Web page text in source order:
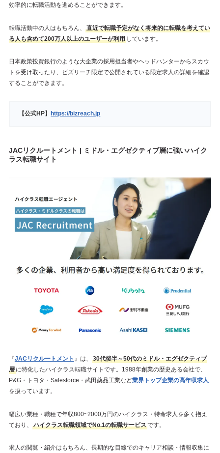
効率的に転職活動を進めることができます。
転職活動中の人はもちろん、
直近で転職予定がなく将来的に転職を考えてい
る人も含めて200万人以上のユーザーが利用 しています。
日本政策投資銀行のような大企業の採用担当者やヘッドハンターからスカウ
トを受け取ったり、ビズリーチ限定で公開されている限定求人の詳細を確認
することができます。
【公式HP】 https://bizreach.jp
JACリクルートメント | ミドル・エグゼクティブ層に強いハイク
ラス転職サイト
『JACリクルートメント 』は、
30代後半～50代のミドル・エグゼクティブ
層に特化したハイクラス転職サイトです。1988年創業の歴史ある会社で、
P&G・トヨタ・Salesforce・武田薬品工業など業界トップ企業の高年収求人
を扱っています。
幅広い業種・職種で年収800~2000万円のハイクラス・特命求人を多く抱え
ており、
ハイクラス転職領域でNo.1の転職サービスです。
求人の閲覧・紹介はもちろん、長期的な目線でのキャリア相談・情報収集に